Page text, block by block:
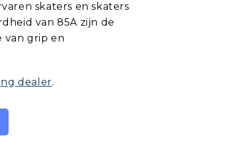
skaters en skaters
van 85A zijn de
van grip en
dealer.